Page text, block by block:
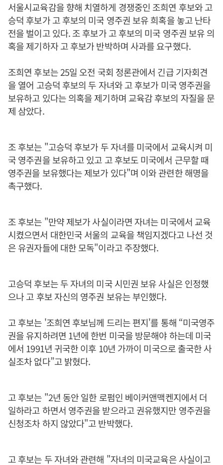
서울시교육감을 향해 치열하게 경쟁중인 조희연 후보와 고
승덕 후보가 고 후보의 미국 영주권 보유 희혹을 놓고 난타
전을 벌이고 있다. 조 후보가 고 후보의 미국 영주권 보유 의
혹을 제기하자 고 후보가 반박하며 사과를 요구했다.
조희연 후보는 25일 오전 국회 정론관에서 긴급 기자회견
을 열어 고승덕 후보의 두 자녀와 고 후보가 미국 영주권을
보유하고 있다는 의혹을 제기하며 교육감 후보의 자질을 문
제 삼았다.
조 후보는 "고승덕 후보가 두 자녀를 미국에서 교육시켜 미
국 영주권을 보유하고 있고 고 후보도 미국에서 근무할 때
영주권을 보유했다는 제보가 있다"며 이와 관련한 해명을
촉구했다.
조 후보는 "만약 제보가 사실이라면 자녀는 미국에서 교육
시켰으면서 대한민국 서울의 교육을 책임지겠다고 나선 것
은 유권자들에 대한 모독"이라고 주장했다.
고승덕 후보는 두 자녀의 미국 시민권 보유 사실은 인정했
으나 고 후보 자신의 영주권 보유는 부인했다.
고 후보는 '조희연 후보님께 드리는 편지'를 통해 “미국영주
권을 유지하려면 1년에 한번 미국을 방문해야 하는데 미국
에서 1991년 귀국한 이후 10년 가까이 미국으로 출국한 사
실조차 없다”고 밝혔다.
고 후보는 "2년 동안 일한 로펌인 베이커앤맥켄지에서 더
일하라고 하면서 영주권을 받으라고 권유했지만 영주권을
신청조차 하지 않았다"고 반박했다.
고 후보는 두 자녀와 관련해 "자녀의 미국교육은 사실이고